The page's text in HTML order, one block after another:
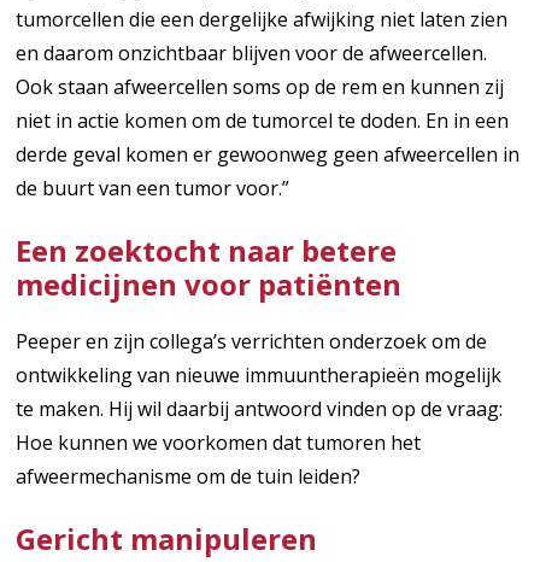
tumorcellen die een dergelijke afwijking niet laten zien
en daarom onzichtbaar blijven voor de afweercellen.
Ook staan afweercellen soms op de rem en kunnen zij
niet in actie komen om de tumorcel te doden. En in een
derde geval komen er gewoonweg geen afweercellen in
de buurt van een tumor voor.”
Een zoektocht naar betere
medicijnen voor patiënten
Peeper en zijn collega’s verrichten onderzoek om de
ontwikkeling van nieuwe immuuntherapieën mogelijk
te maken. Hij wil daarbij antwoord vinden op de vraag:
Hoe kunnen we voorkomen dat tumoren het
afweermechanisme om de tuin leiden?
Gericht manipuleren